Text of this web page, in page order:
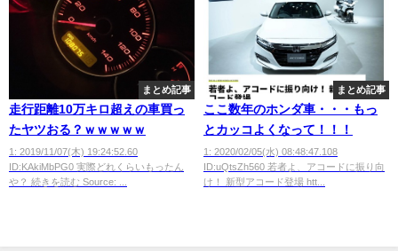
まとめ記事
走行距離10万キロ超えの車買っ
たヤツおる？ｗｗｗｗｗ
1: 2019/11/07(木) 19:24:52.60
ID:KAkiMbPG0 実際どれくらいもったん
や？ 続きを読む Source: ...
まとめ記事
ここ数年のホンダ車・・・もっ
とカッコよくなって！！！
1: 2020/02/05(水) 08:48:47.108
ID:uQtsZh560 若者よ、アコードに振り向
け！ 新型アコード登場 htt...